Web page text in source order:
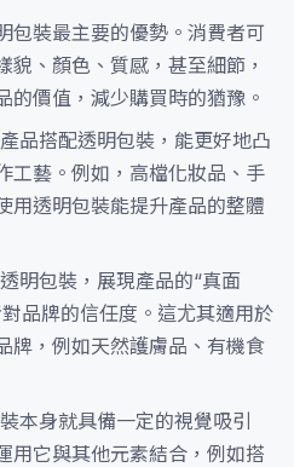
包裝最主要的優勢。消費者可
貌、顏色、質感，甚至細節，
的價值，減少購買時的猶豫。
品搭配透明包裝，能更好地凸
工藝。例如，高檔化妝品、手
用透明包裝能提升產品的整體
明包裝，展現產品的“真面
品牌的信任度。這尤其適用於
牌，例如天然護膚品、有機食
本身就具備一定的視覺吸引
用它與其他元素結合，例如搭